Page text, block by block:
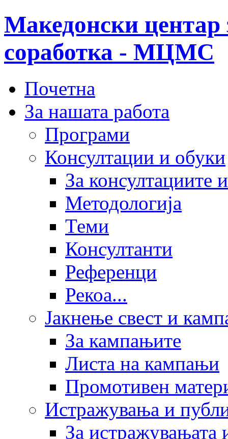
Македонски центар
соработка - МЦМС
Почетна
За нашата работа
Програми
Консултации и обуки
За консултациите
Методологија
Теми
Консултанти
Референци
Рекоа...
Јакнење свест и
За кампањите
Листа на кампањи
Промотивен
Истражувања и
За истражувањата